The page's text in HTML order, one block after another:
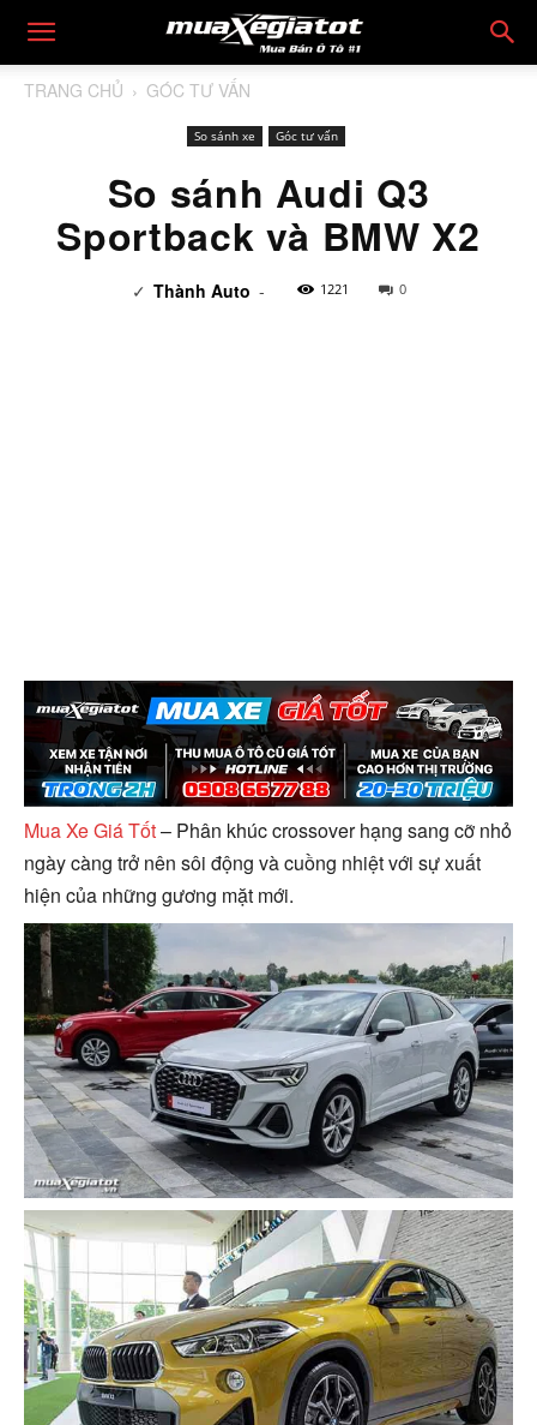
TRANG CHỦ GÓC TƯ VẤN
So sánh xe Góc tư vấn
So sánh Audi Q3
Sportback và BMW X2
✓ Thành Auto - 1221 0
Mua Xe Giá Tốt– Phân khúc crossover hạng sang cỡ nhỏ
ngày càng trở nên sôi động và cuồng nhiệt với sự xuất
hiện của những gương mặt mới.